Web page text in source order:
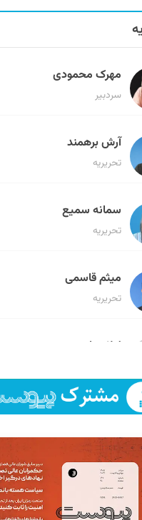
مهرک محمودی
سردبیر
آرش برهمند
تحریریه
سمانه سمیع
تحریریه
میثم قاسمی
تحریریه
لیلا حنارود
فائزه فتحی رستمی
تحریریه
سروش کرمیان
تحریریه